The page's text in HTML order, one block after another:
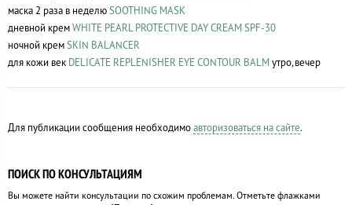
маска 2 раза в неделю SOOTHING MASK
дневной крем WHITE PEARL PROTECTIVE DAY CREAM SPF-30
ночной крем SKIN BALANCER
для кожи век DELICATE REPLENISHER EYE CONTOUR BALM утро,вечер
Для публикации сообщения необходимо авторизоваться на сайте.
ПОИСК ПО КОНСУЛЬТАЦИЯМ
Вы можете найти консультации по схожим проблемам. Отметьте флажками